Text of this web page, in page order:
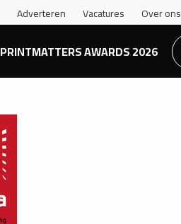
Adverteren Vacatures Over ons
PRINTMATTERS AWARDS 2026